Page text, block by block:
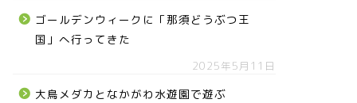
ゴールデンウィークに「那須どうぶつ王
国」へ行ってきた
2025年5月11日
大鳥メダカとなかがわ水遊園で遊ぶ